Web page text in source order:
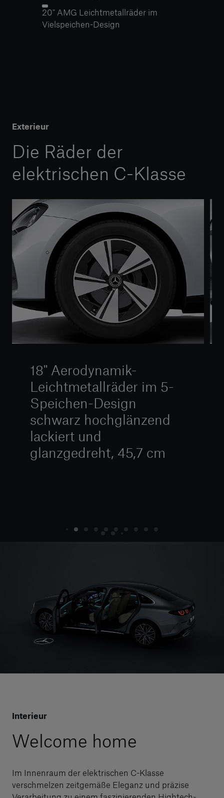
20" AMG Leichtmetallräder im
Vielspeichen-Design
Exterieur
Die Räder der
elektrischen C-Klasse
18" Aerodynamik-
Leichtmetallräder im 5-
Speichen-Design
schwarz hochglänzend
lackiert und
glanzgedreht, 45,7 cm
Interieur
Welcome home
Im Innenraum der elektrischen C-Klasse
verschmelzen zeitgemäße Eleganz und präzise